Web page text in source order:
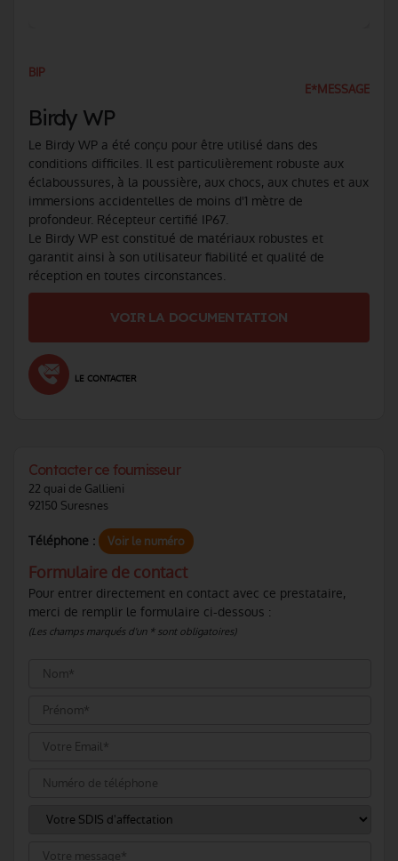
BIP
E*MESSAGE
Birdy WP
Le Birdy WP a été conçu pour être utilisé dans des
conditions difficiles. Il est particulièrement robuste aux
éclaboussures, à la poussière, aux chocs, aux chutes et aux
immersions accidentelles de moins d'1 mètre de
profondeur. Récepteur certifié IP67.
Le Birdy WP est constitué de matériaux robustes et
garantit ainsi à son utilisateur fiabilité et qualité de
réception en toutes circonstances.
VOIR LA DOCUMENTATION
LE CONTACTER
Contacter ce fournisseur
22 quai de Gallieni
92150 Suresnes
Téléphone : Voir le numéro
Formulaire de contact
Pour entrer directement en contact avec ce prestataire,
merci de remplir le formulaire ci-dessous :
(Les champs marqués d'un * sont obligatoires)